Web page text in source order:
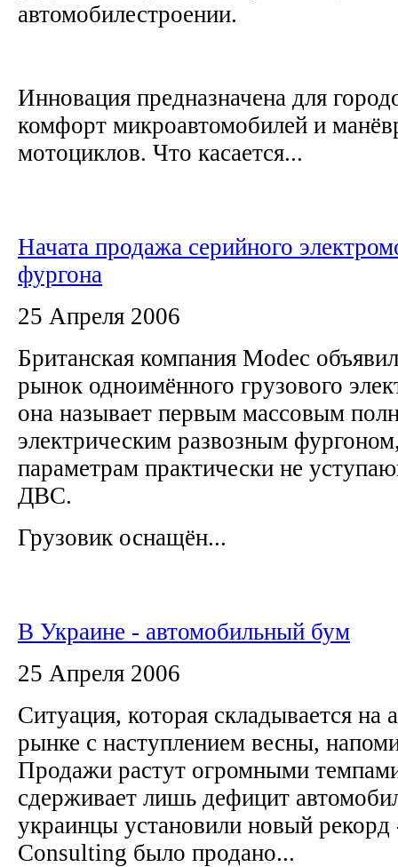
автомобилестроении.
Инновация предназначена для
комфорт микроавтомобилей и
мотоциклов. Что касается...
Начата продажа серийного
фургона
25 Апреля 2006
Британская компания Modec
рынок одноимённого грузового
она называет первым массовым
электрическим развозным
параметрам практически не
ДВС.
Грузовик оснащён...
В Украине - автомобильный бум
25 Апреля 2006
Ситуация, которая складывается на
рынке с наступлением весны,
Продажи растут огромными
сдерживает лишь дефицит
украинцы установили новый
Consulting было продано...